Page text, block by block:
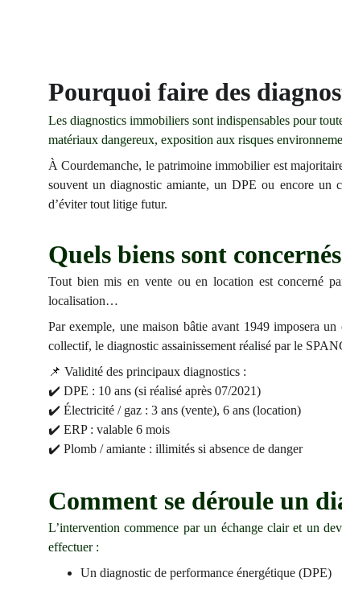
Pourquoi faire des
Les diagnostics immobiliers sont indispensables pour
matériaux dangereux, exposition aux risques
À Courdemanche, le patrimoine immobilier est
souvent un diagnostic amiante, un DPE ou encore un
d’éviter tout litige futur.
Quels biens sont
Tout bien mis en vente ou en location est concerné
localisation…
Par exemple, une maison bâtie avant 1949 imposera
collectif, le diagnostic assainissement réalisé par le
📌 Validité des principaux diagnostics :
✔️ DPE : 10 ans (si réalisé après 07/2021)
✔️ Électricité / gaz : 3 ans (vente), 6 ans (location)
✔️ ERP : valable 6 mois
✔️ Plomb / amiante : illimités si absence de danger
Comment se déroule un
L’intervention commence par un échange clair et un
effectuer :
Un diagnostic de performance énergétique (DPE)